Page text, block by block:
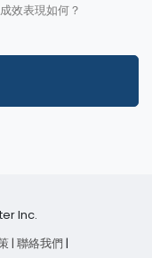
效表現如何？
Inc.
| 聯絡我們 |